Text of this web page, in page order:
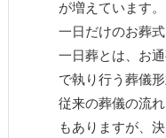
が増えています。
一日だけのお葬式
一日葬とは、お
で執り行う葬儀形
従来の葬儀の流
もありますが、